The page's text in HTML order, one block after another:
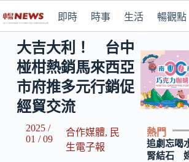
即時 時事 生活 暢觀點
大吉大利！ 台中
椪柑熱銷馬來西亞
市府推多元行銷促
經貿交流
2025 /
01 / 09
合作媒體, 民
生電子報
熱門
追劇忘喝
腎結石